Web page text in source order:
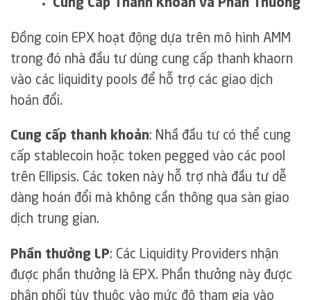
Cung Cấp Thanh Khoản và Phần Thưởng
Đồng coin EPX hoạt động dựa trên mô hình AMM
trong đó nhà đầu tư dùng cung cấp thanh khaorn
vào các liquidity pools để hỗ trợ các giao dịch
hoán đổi.
Cung cấp thanh khoản: Nhầ đầu tư có thể cung
cấp stablecoin hoặc token pegged vào các pool
trên Ellipsis. Các token này hỗ trợ nhà đầu tư dễ
dàng hoán đổi mà không cần thông qua sàn giao
dịch trung gian.
Phần thưởng LP: Các Liquidity Providers nhận
được phần thưởng là EPX. Phần thưởng này được
phân phối tùy thuộc vào mức độ tham gia vào